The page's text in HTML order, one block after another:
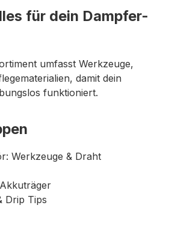
für dein Dampfer-
umfasst Werkzeuge,
damit dein
funktioniert.
Werkzeuge & Draht
Drip Tips